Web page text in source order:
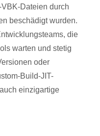
Dateien durch
beschädigt wurden.
die
warten und stetig
oder
Build-JIT-
einzigartige